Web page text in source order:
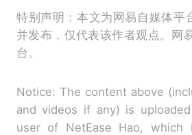
特别声明：本文为网易自媒体平
并发布，仅代表该作者观点。网
台。
Notice: The content above
and videos if any) is
user of NetEase Hao, which